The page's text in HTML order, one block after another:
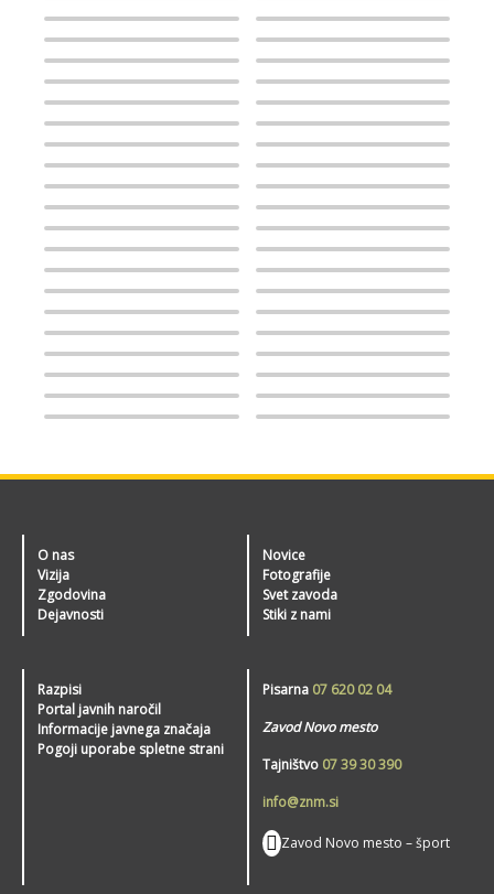
O nas
Vizija
Zgodovina
Dejavnosti
Novice
Fotografije
Svet zavoda
Stiki z nami
Razpisi
Portal javnih naročil
Informacije javnega značaja
Pogoji uporabe spletne strani
Pisarna 07 620 02 04
Zavod Novo mesto
Tajništvo 07 39 30 390
info@znm.si
Zavod Novo mesto – šport